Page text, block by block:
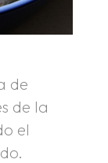
de
de la
el